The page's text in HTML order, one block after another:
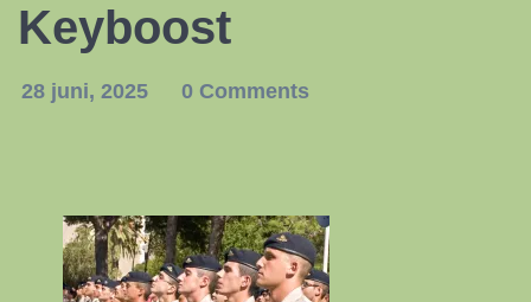
Keyboost
28 juni, 2025 0 Comments